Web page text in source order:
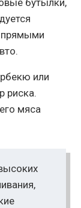
бутылки,
прямыми
или
риска.
мяса